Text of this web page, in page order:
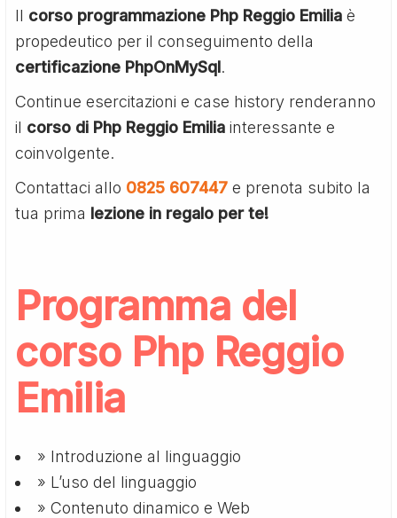
Il corso programmazione Php Reggio Emilia è
propedeutico per il conseguimento della
certificazione PhpOnMySql.
Continue esercitazioni e case history renderanno
il corso di Php Reggio Emilia interessante e
coinvolgente.
Contattaci allo 0825 607447 e prenota subito la
tua prima lezione in regalo per te!
Programma del
corso Php Reggio
Emilia
» Introduzione al linguaggio
» L’uso del linguaggio
» Contenuto dinamico e Web